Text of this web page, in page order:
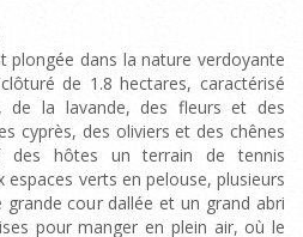
dans la nature verdoyante
de 1.8 hectares, caractérisé
de la lavande, des fleurs et des
cyprès, des oliviers et des chênes
des hôtes un terrain de tennis
verts en pelouse, plusieurs
cour dallée et un grand abri
pour manger en plein air, où le